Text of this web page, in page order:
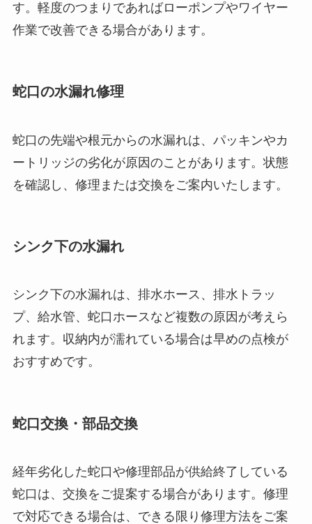
す。軽度のつまりであればローポンプやワイヤー
作業で改善できる場合があります。
蛇口の水漏れ修理
蛇口の先端や根元からの水漏れは、パッキンやカ
ートリッジの劣化が原因のことがあります。状態
を確認し、修理または交換をご案内いたします。
シンク下の水漏れ
シンク下の水漏れは、排水ホース、排水トラッ
プ、給水管、蛇口ホースなど複数の原因が考えら
れます。収納内が濡れている場合は早めの点検が
おすすめです。
蛇口交換・部品交換
経年劣化した蛇口や修理部品が供給終了している
蛇口は、交換をご提案する場合があります。修理
で対応できる場合は、できる限り修理方法をご案